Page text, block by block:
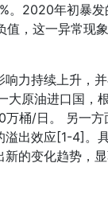
。2020年初暴
，这一异常现
力持续上升，
大原油进口国，
桶/日。 另一
出效应[1-4]。
的变化趋势，